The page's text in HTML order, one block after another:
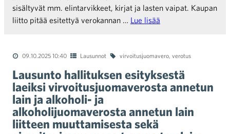
sisältyvät mm. elintarvikkeet, kirjat ja lasten vaipat. Kaupan
liitto pitää esitettyä verokannan … Lue lisää
09.10.2025 10:40 Lausunnot virvoitusjuomavero, verotus
Lausunto hallituksen esityksestä
laeiksi virvoitusjuomaverosta annetun
lain ja alkoholi- ja
alkoholijuomaverosta annetun lain
liitteen muuttamisesta sekä